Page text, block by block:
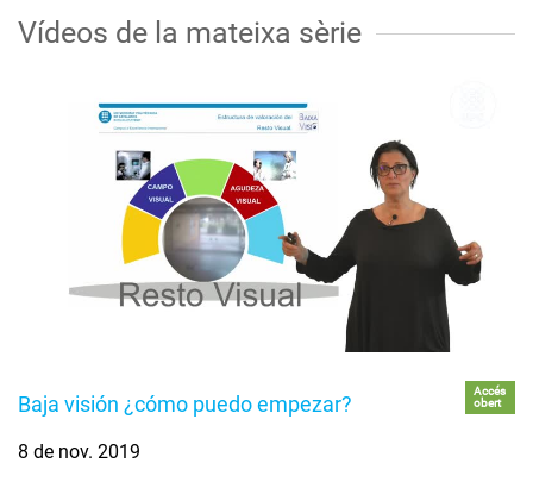
Vídeos de la mateixa sèrie
Baja visión ¿cómo puedo empezar?
Accés
obert
8 de nov. 2019